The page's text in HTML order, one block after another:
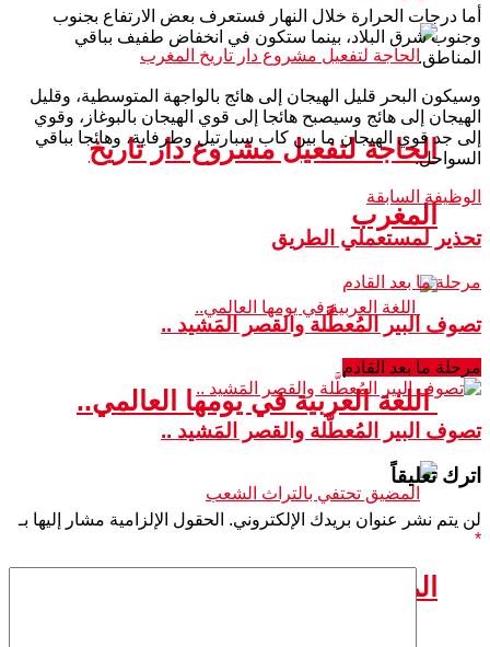
الحاجة لتفعيل مشروع دار تاريخ
المغرب
اللغة العربية في يومها العالمي..
المضيق تحتفي بالتراث الشعب
أما درجات الحرارة خلال النهار فستعرف بعض الارتفاع بجنوب
وجنوب شرق البلاد، بينما ستكون في انخفاض طفيف بباقي
المناطق.
وسيكون البحر قليل الهيجان إلى هائج بالواجهة المتوسطية، وقليل
الهيجان إلى هائج وسيصبح هائجا إلى قوي الهيجان بالبوغاز، وقوي
إلى جد قوي الهيجان ما بين كاب سبارتيل وطرفاية، وهائجا بباقي
السواحل.
الوظيفة السابقة
تحذير لمستعملي الطريق
مرحلة ما بعد القادم
تصوف البير المُعطَّلة والقصر المَشيد ..
مرحلة ما بعد القادم
تصوف البير المُعطَّلة والقصر المَشيد ..
اترك تعليقاً
لن يتم نشر عنوان بريدك الإلكتروني. الحقول الإلزامية مشار إليها بـ
*